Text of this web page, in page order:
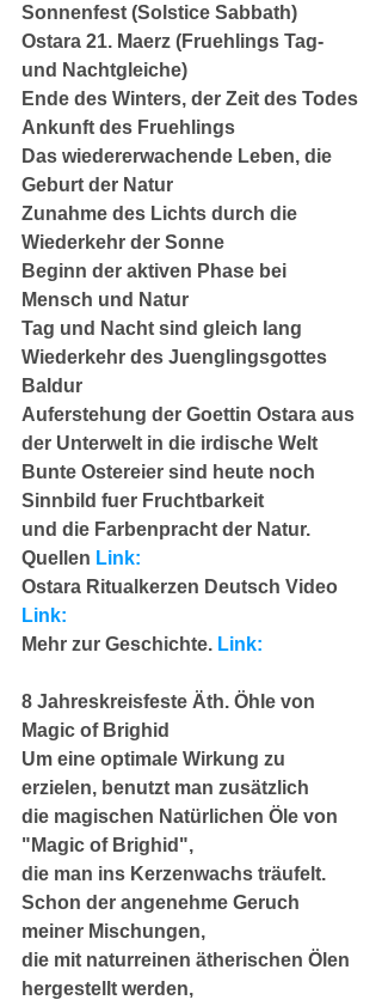
Sonnenfest (Solstice Sabbath)
Ostara 21. Maerz (Fruehlings Tag-
und Nachtgleiche)
Ende des Winters, der Zeit des Todes
Ankunft des Fruehlings
Das wiedererwachende Leben, die
Geburt der Natur
Zunahme des Lichts durch die
Wiederkehr der Sonne
Beginn der aktiven Phase bei
Mensch und Natur
Tag und Nacht sind gleich lang
Wiederkehr des Juenglingsgottes
Baldur
Auferstehung der Goettin Ostara aus
der Unterwelt in die irdische Welt
Bunte Ostereier sind heute noch
Sinnbild fuer Fruchtbarkeit
und die Farbenpracht der Natur.
Quellen Link:
Ostara Ritualkerzen Deutsch Video
Link:
Mehr zur Geschichte. Link:
8 Jahreskreisfeste Äth. Öhle von
Magic of Brighid
Um eine optimale Wirkung zu
erzielen, benutzt man zusätzlich
die magischen Natürlichen Öle von
"Magic of Brighid",
die man ins Kerzenwachs träufelt.
Schon der angenehme Geruch
meiner Mischungen,
die mit naturreinen ätherischen Ölen
hergestellt werden,